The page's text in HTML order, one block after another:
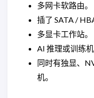
多网卡软路由。
插了 SATA /
多显卡工作站。
AI 推理或训练机
同时有独显、
机。